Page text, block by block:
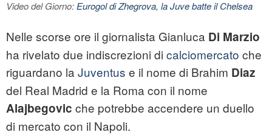
Video del Giorno:Eurogol di Zhegrova, la Juve batte il Chelsea
Nelle scorse ore il giornalista Gianluca Di Marzio
ha rivelato due indiscrezioni di calciomercato che
riguardano la Juventus e il nome di Brahim Diaz
del Real Madrid e la Roma con il nome
Alajbegovic che potrebbe accendere un duello
di mercato con il Napoli.